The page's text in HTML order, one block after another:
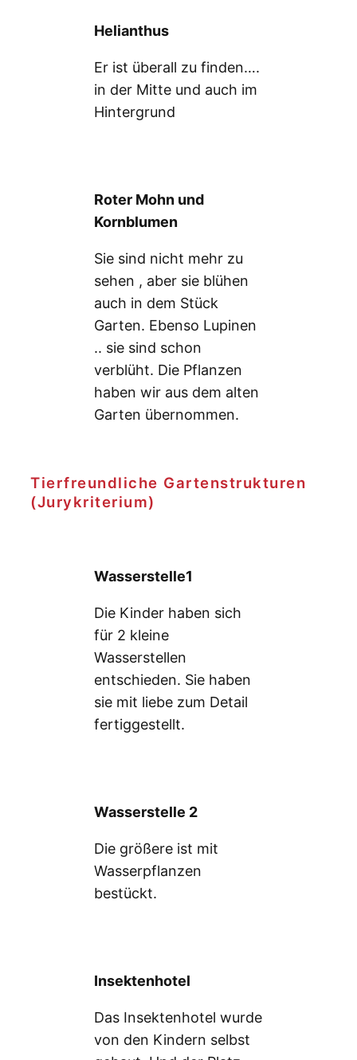
Helianthus
Er ist überall zu finden….
in der Mitte und auch im
Hintergrund
Roter Mohn und
Kornblumen
Sie sind nicht mehr zu
sehen , aber sie blühen
auch in dem Stück
Garten. Ebenso Lupinen
.. sie sind schon
verblüht. Die Pflanzen
haben wir aus dem alten
Garten übernommen.
Tierfreundliche Gartenstrukturen
(Jurykriterium)
Wasserstelle1
Die Kinder haben sich
für 2 kleine
Wasserstellen
entschieden. Sie haben
sie mit liebe zum Detail
fertiggestellt.
Wasserstelle 2
Die größere ist mit
Wasserpflanzen
bestückt.
Insektenhotel
Das Insektenhotel wurde
von den Kindern selbst